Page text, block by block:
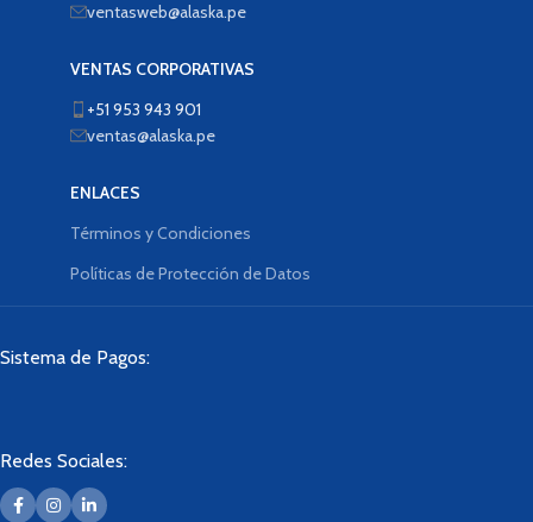
ventasweb@alaska.pe
VENTAS CORPORATIVAS
+51 953 943 901
ventas@alaska.pe
ENLACES
Términos y Condiciones
Políticas de Protección de Datos
Sistema de Pagos:
Redes Sociales: